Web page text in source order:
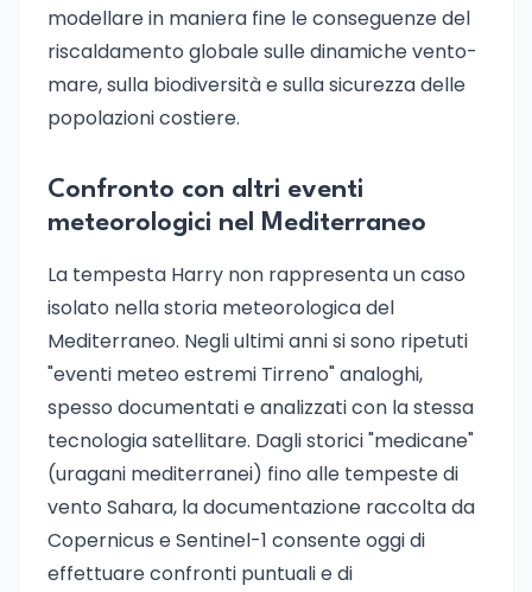
modellare in maniera fine le conseguenze del
riscaldamento globale sulle dinamiche vento-
mare, sulla biodiversità e sulla sicurezza delle
popolazioni costiere.
Confronto con altri eventi
meteorologici nel Mediterraneo
La tempesta Harry non rappresenta un caso
isolato nella storia meteorologica del
Mediterraneo. Negli ultimi anni si sono ripetuti
"eventi meteo estremi Tirreno" analoghi,
spesso documentati e analizzati con la stessa
tecnologia satellitare. Dagli storici "medicane"
(uragani mediterranei) fino alle tempeste di
vento Sahara, la documentazione raccolta da
Copernicus e Sentinel-1 consente oggi di
effettuare confronti puntuali e di